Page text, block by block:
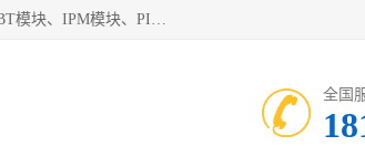
苏州沛易电子科技有限公司是一家从事电力半导体器件和电子元器件的专业代理及分销商，产品包括：IGBT模块、IPM模块、PIM模块、二极管、三极管、可控硅、整流桥、IGBT单管、IGBT电路驱动板、GTR达林顿模块、快恢复二极管、肖特基二极管、熔断器、IC集成电路、快速熔断器等。
全国